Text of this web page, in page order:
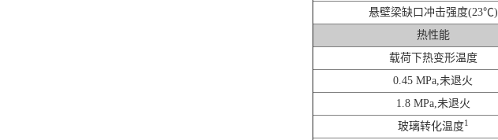
悬壁梁缺口冲击强度(23℃)
热性能
载荷下热变形温度
0.45 MPa,未退火
1.8 MPa,未退火
玻璃转化温度1